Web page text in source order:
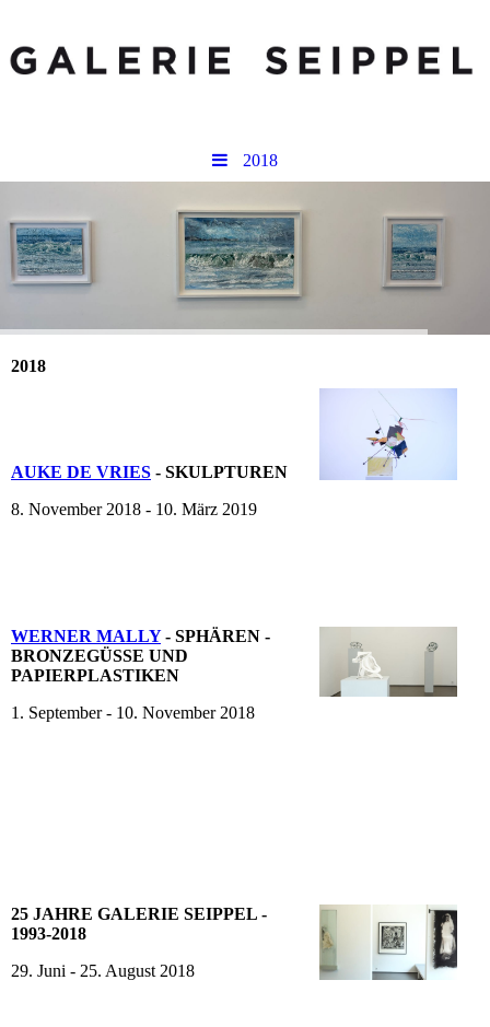
2018
2018
AUKE DE VRIES - SKULPTUREN
8. November 2018 - 10. März 2019
WERNER MALLY- SPHÄREN -
BRONZEGÜSSE UND
PAPIERPLASTIKEN
1. September - 10. November 2018
25 JAHRE GALERIE SEIPPEL -
1993-2018
29. Juni - 25. August 2018